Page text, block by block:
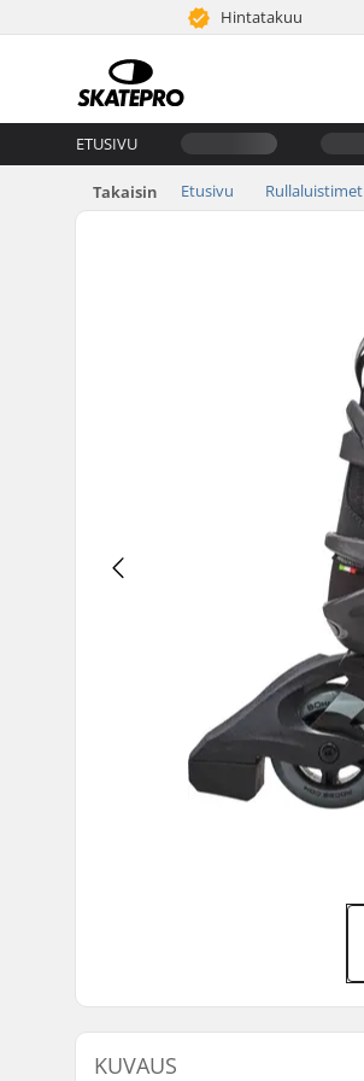
Hintatakuu
ETUSIVU
Takaisin Etusivu Rullaluistimet
KUVAUS